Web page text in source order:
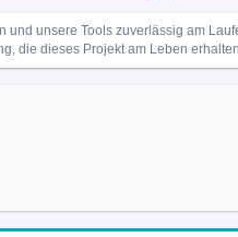
und unsere Tools zuverlässig am
die dieses Projekt am Leben erhalten.